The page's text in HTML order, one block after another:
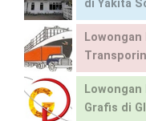
di Yakita
Grafis di